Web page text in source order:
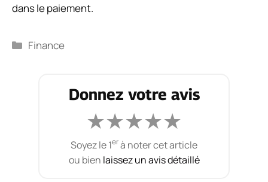
dans le paiement.
Catégories
Finance
Donnez votre avis
★★★★★
Soyez le 1erà noter cet article
ou bien laissez un avis détaillé